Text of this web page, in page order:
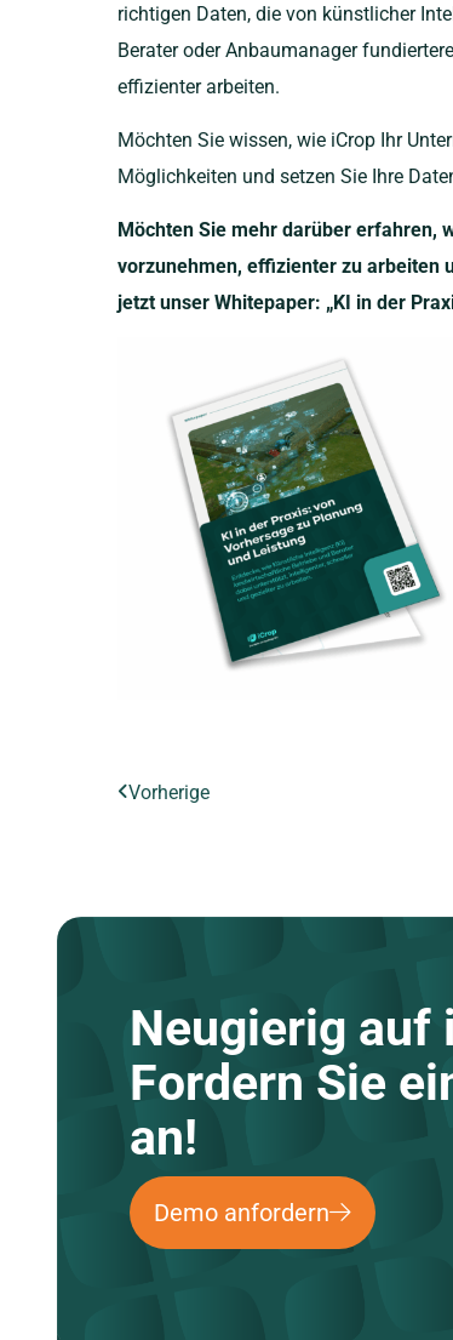
richtigen Daten, die von künstlicher
Berater oder Anbaumanager
effizienter arbeiten.
Möchten Sie wissen, wie iCrop Ihr
Möglichkeiten und setzen Sie Ihre
Möchten Sie mehr darüber erfahren,
vorzunehmen, effizienter zu arbeiten
jetzt unser Whitepaper: „KI in der
Vorherige
Neugierig auf
Fordern Sie
an!
Demo anfordern